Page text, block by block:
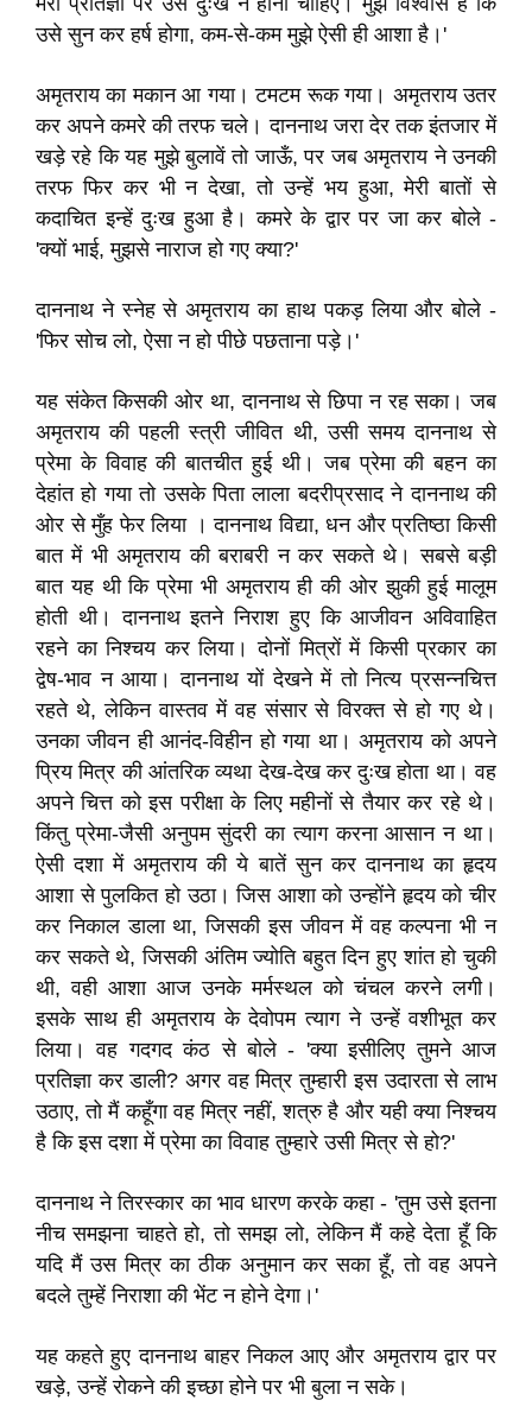
उसे सुन कर हर्ष होगा, कम-से-कम मुझे ऐसी ही आशा है।'
अमृतराय का मकान आ गया। टमटम रूक गया। अमृतराय उतर
कर अपने कमरे की तरफ चले। दाननाथ जरा देर तक इंतजार में
खड़े रहे कि यह मुझे बुलावें तो जाऊँ, पर जब अमृतराय ने उनकी
तरफ फिर कर भी न देखा, तो उन्हें भय हुआ, मेरी बातों से
कदाचित इन्हें दुःख हुआ है। कमरे के द्वार पर जा कर बोले -
'क्यों भाई, मुझसे नाराज हो गए क्या?'
दाननाथ ने स्नेह से अमृतराय का हाथ पकड़ लिया और बोले -
'फिर सोच लो, ऐसा न हो पीछे पछताना पड़े।'
यह संकेत किसकी ओर था, दाननाथ से छिपा न रह सका। जब
अमृतराय की पहली स्त्री जीवित थी, उसी समय दाननाथ से
प्रेमा के विवाह की बातचीत हुई थी। जब प्रेमा की बहन का
देहांत हो गया तो उसके पिता लाला बदरीप्रसाद ने दाननाथ की
ओर से मुँह फेर लिया । दाननाथ विद्या, धन और प्रतिष्ठा किसी
बात में भी अमृतराय की बराबरी न कर सकते थे। सबसे बड़ी
बात यह थी कि प्रेमा भी अमृतराय ही की ओर झुकी हुई मालूम
होती थी। दाननाथ इतने निराश हुए कि आजीवन अविवाहित
रहने का निश्चय कर लिया। दोनों मित्रों में किसी प्रकार का
द्वेष-भाव न आया। दाननाथ यों देखने में तो नित्य प्रसन्नचित्त
रहते थे, लेकिन वास्तव में वह संसार से विरक्त से हो गए थे।
उनका जीवन ही आनंद-विहीन हो गया था। अमृतराय को अपने
प्रिय मित्र की आंतरिक व्यथा देख-देख कर दुःख होता था। वह
अपने चित्त को इस परीक्षा के लिए महीनों से तैयार कर रहे थे।
किंतु प्रेमा-जैसी अनुपम सुंदरी का त्याग करना आसान न था।
ऐसी दशा में अमृतराय की ये बातें सुन कर दाननाथ का हृदय
आशा से पुलकित हो उठा। जिस आशा को उन्होंने हृदय को चीर
कर निकाल डाला था, जिसकी इस जीवन में वह कल्पना भी न
कर सकते थे, जिसकी अंतिम ज्योति बहुत दिन हुए शांत हो चुकी
थी, वही आशा आज उनके मर्मस्थल को चंचल करने लगी।
इसके साथ ही अमृतराय के देवोपम त्याग ने उन्हें वशीभूत कर
लिया। वह गदगद कंठ से बोले - 'क्या इसीलिए तुमने आज
प्रतिज्ञा कर डाली? अगर वह मित्र तुम्हारी इस उदारता से लाभ
उठाए, तो मैं कहूँगा वह मित्र नहीं, शत्रु है और यही क्या निश्चय
है कि इस दशा में प्रेमा का विवाह तुम्हारे उसी मित्र से हो?'
दाननाथ ने तिरस्कार का भाव धारण करके कहा - 'तुम उसे इतना
नीच समझना चाहते हो, तो समझ लो, लेकिन मैं कहे देता हूँ कि
यदि मैं उस मित्र का ठीक अनुमान कर सका हूँ, तो वह अपने
बदले तुम्हें निराशा की भेंट न होने देगा।'
यह कहते हुए दाननाथ बाहर निकल आए और अमृतराय द्वार पर
खड़े, उन्हें रोकने की इच्छा होने पर भी बुला न सके।